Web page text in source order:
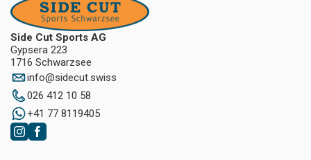
Side Cut Sports AG
Gypsera 223
1716 Schwarzsee
info@sidecut.swiss
026 412 10 58
+41 77 8119405